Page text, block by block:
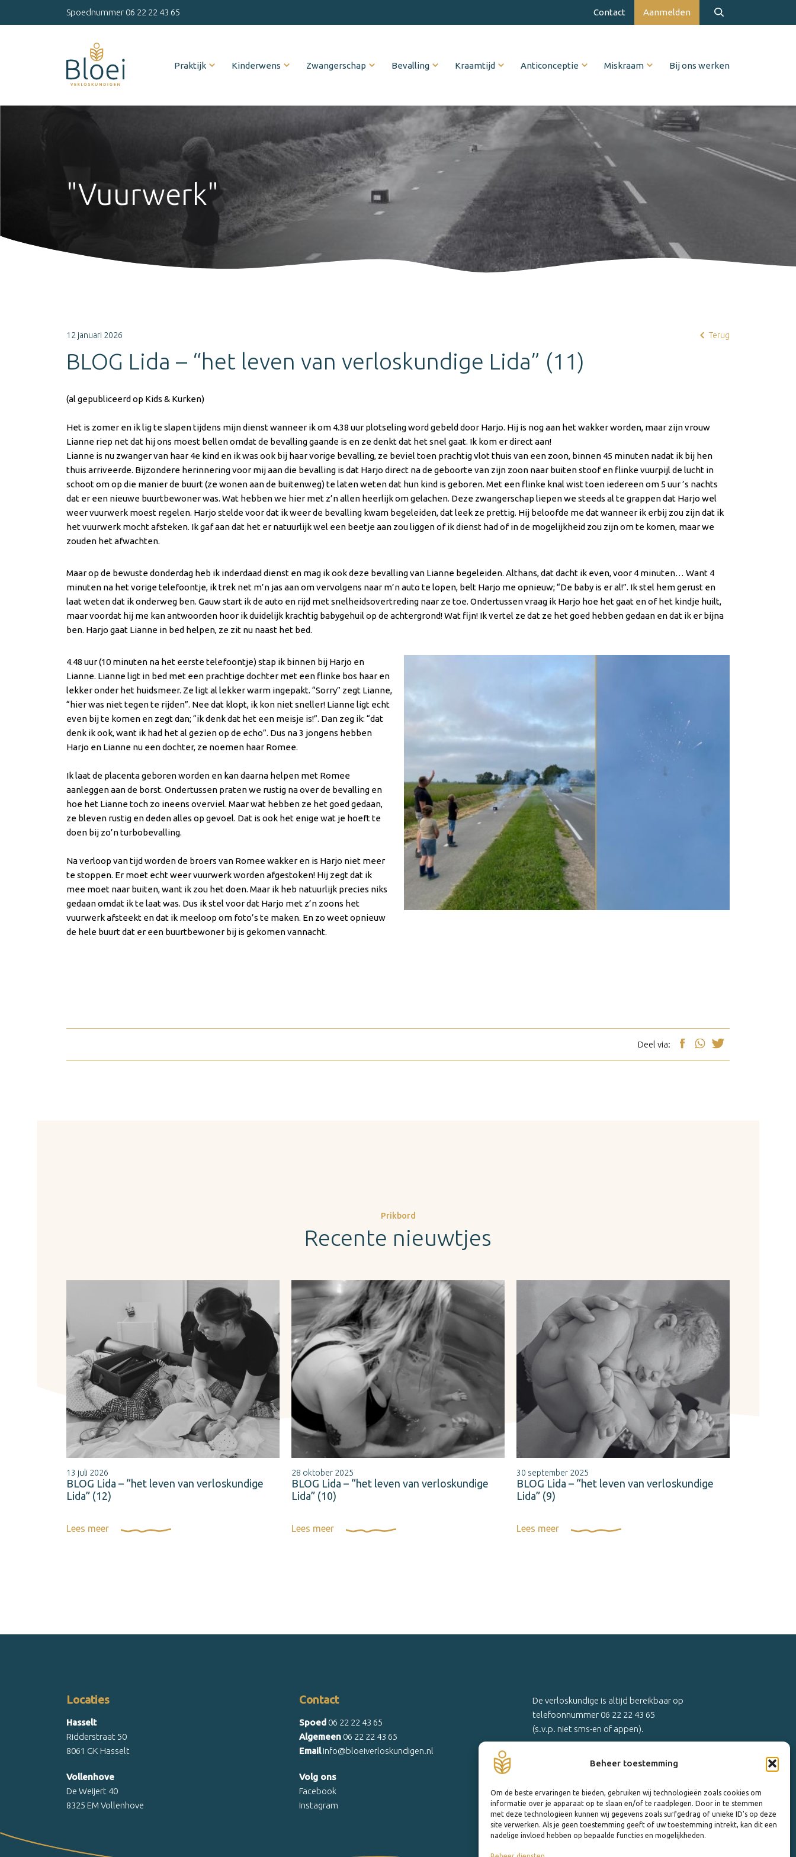
Beheer toestemming
Om de beste ervaringen te bieden, gebruiken wij technologieën zoals cookies om
informatie over je apparaat op te slaan en/of te raadplegen. Door in te stemmen
met deze technologieën kunnen wij gegevens zoals surfgedrag of unieke ID's op deze
site verwerken. Als je geen toestemming geeft of uw toestemming intrekt, kan dit een
nadelige invloed hebben op bepaalde functies en mogelijkheden.
Spoednummer 06 22 22 43 65 Contact Aanmelden
Praktijk Kinderwens Zwangerschap Bevalling Kraamtijd Anticonceptie Miskraam Bij ons werken
"Vuurwerk"
Terug
12 januari 2026
BLOG Lida – “het leven van verloskundige Lida” (11)
(al gepubliceerd op Kids & Kurken)
Het is zomer en ik lig te slapen tijdens mijn dienst wanneer ik om 4.38 uur plotseling word gebeld door Harjo. Hij is nog aan het wakker worden, maar zijn vrouw
Lianne riep net dat hij ons moest bellen omdat de bevalling gaande is en ze denkt dat het snel gaat. Ik kom er direct aan!
Lianne is nu zwanger van haar 4e kind en ik was ook bij haar vorige bevalling, ze beviel toen prachtig vlot thuis van een zoon, binnen 45 minuten nadat ik bij hen
thuis arriveerde. Bijzondere herinnering voor mij aan die bevalling is dat Harjo direct na de geboorte van zijn zoon naar buiten stoof en flinke vuurpijl de lucht in
schoot om op die manier de buurt (ze wonen aan de buitenweg) te laten weten dat hun kind is geboren. Met een flinke knal wist toen iedereen om 5 uur ’s nachts
dat er een nieuwe buurtbewoner was. Wat hebben we hier met z’n allen heerlijk om gelachen. Deze zwangerschap liepen we steeds al te grappen dat Harjo wel
weer vuurwerk moest regelen. Harjo stelde voor dat ik weer de bevalling kwam begeleiden, dat leek ze prettig. Hij beloofde me dat wanneer ik erbij zou zijn dat ik
het vuurwerk mocht afsteken. Ik gaf aan dat het er natuurlijk wel een beetje aan zou liggen of ik dienst had of in de mogelijkheid zou zijn om te komen, maar we
zouden het afwachten.
Maar op de bewuste donderdag heb ik inderdaad dienst en mag ik ook deze bevalling van Lianne begeleiden. Althans, dat dacht ik even, voor 4 minuten… Want 4
minuten na het vorige telefoontje, ik trek net m’n jas aan om vervolgens naar m’n auto te lopen, belt Harjo me opnieuw; “De baby is er al!”. Ik stel hem gerust en
laat weten dat ik onderweg ben. Gauw start ik de auto en rijd met snelheidsovertreding naar ze toe. Ondertussen vraag ik Harjo hoe het gaat en of het kindje huilt,
maar voordat hij me kan antwoorden hoor ik duidelijk krachtig babygehuil op de achtergrond! Wat fijn! Ik vertel ze dat ze het goed hebben gedaan en dat ik er bijna
ben. Harjo gaat Lianne in bed helpen, ze zit nu naast het bed.
4.48 uur (10 minuten na het eerste telefoontje) stap ik binnen bij Harjo en
Lianne. Lianne ligt in bed met een prachtige dochter met een flinke bos haar en
lekker onder het huidsmeer. Ze ligt al lekker warm ingepakt. “Sorry” zegt Lianne,
“hier was niet tegen te rijden”. Nee dat klopt, ik kon niet sneller! Lianne ligt echt
even bij te komen en zegt dan; “ik denk dat het een meisje is!”. Dan zeg ik: “dat
denk ik ook, want ik had het al gezien op de echo”. Dus na 3 jongens hebben
Harjo en Lianne nu een dochter, ze noemen haar Romee.
Ik laat de placenta geboren worden en kan daarna helpen met Romee
aanleggen aan de borst. Ondertussen praten we rustig na over de bevalling en
hoe het Lianne toch zo ineens overviel. Maar wat hebben ze het goed gedaan,
ze bleven rustig en deden alles op gevoel. Dat is ook het enige wat je hoeft te
doen bij zo’n turbobevalling.
Na verloop van tijd worden de broers van Romee wakker en is Harjo niet meer
te stoppen. Er moet echt weer vuurwerk worden afgestoken! Hij zegt dat ik
mee moet naar buiten, want ik zou het doen. Maar ik heb natuurlijk precies niks
gedaan omdat ik te laat was. Dus ik stel voor dat Harjo met z’n zoons het
vuurwerk afsteekt en dat ik meeloop om foto’s te maken. En zo weet opnieuw
de hele buurt dat er een buurtbewoner bij is gekomen vannacht.
Deel via:
Prikbord
Recente nieuwtjes
13 juli 2026
BLOG Lida – “het leven van verloskundige
Lida” (12)
Lees meer
28 oktober 2025
BLOG Lida – “het leven van verloskundige
Lida” (10)
Lees meer
30 september 2025
BLOG Lida – “het leven van verloskundige
Lida” (9)
Lees meer
Locaties
Hasselt
Ridderstraat 50
8061 GK Hasselt
Vollenhove
De Weijert 40
8325 EM Vollenhove
Contact
Spoed 06 22 22 43 65
Algemeen 06 22 22 43 65
Emailinfo@bloeiverloskundigen.nl
Volg ons
Facebook
Instagram
De verloskundige is altijd bereikbaar op
telefoonnummer 06 22 22 43 65
(s.v.p. niet sms-en of appen).
werkdag van 13.00 tot 14.00 uur telefonisch